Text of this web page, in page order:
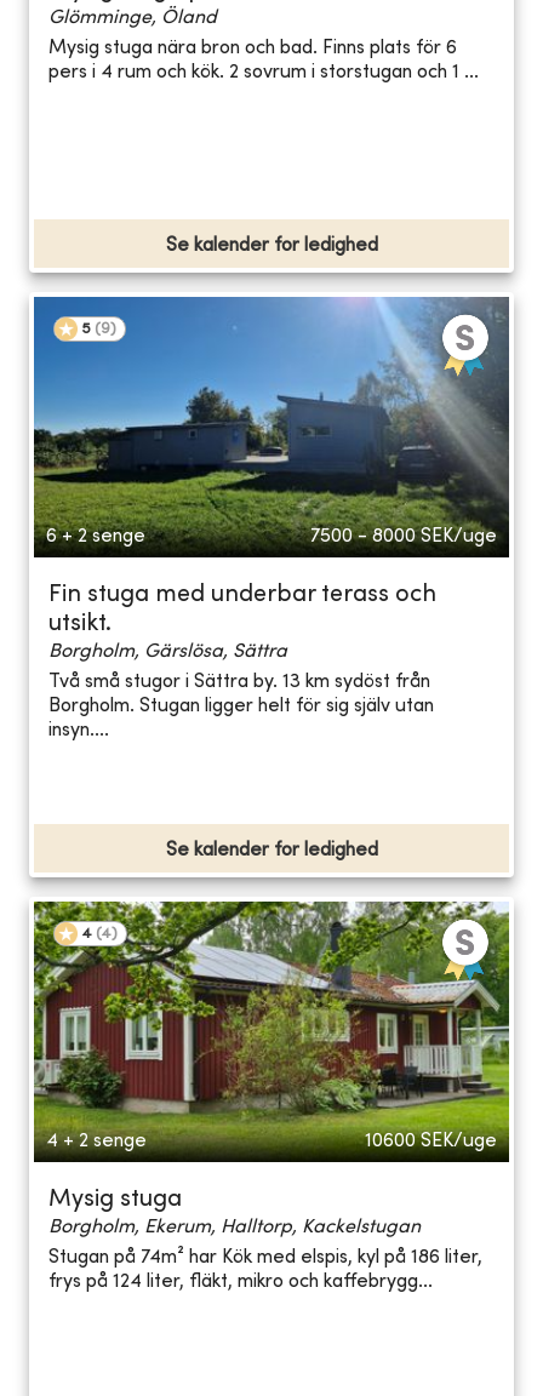
Glömminge, Öland
Mysig stuga nära bron och bad. Finns plats för 6
pers i 4 rum och kök. 2 sovrum i storstugan och 1 ...
Se kalender for ledighed
5 (9)
6 + 2 senge 7500 - 8000 SEK/uge
Fin stuga med underbar terass och
utsikt.
Borgholm, Gärslösa, Sättra
Två små stugor i Sättra by. 13 km sydöst från
Borgholm. Stugan ligger helt för sig själv utan
insyn....
Se kalender for ledighed
4 (4)
4 + 2 senge 10600 SEK/uge
Mysig stuga
Borgholm, Ekerum, Halltorp, Kackelstugan
Stugan på 74m² har Kök med elspis, kyl på 186 liter,
frys på 124 liter, fläkt, mikro och kaffebrygg...